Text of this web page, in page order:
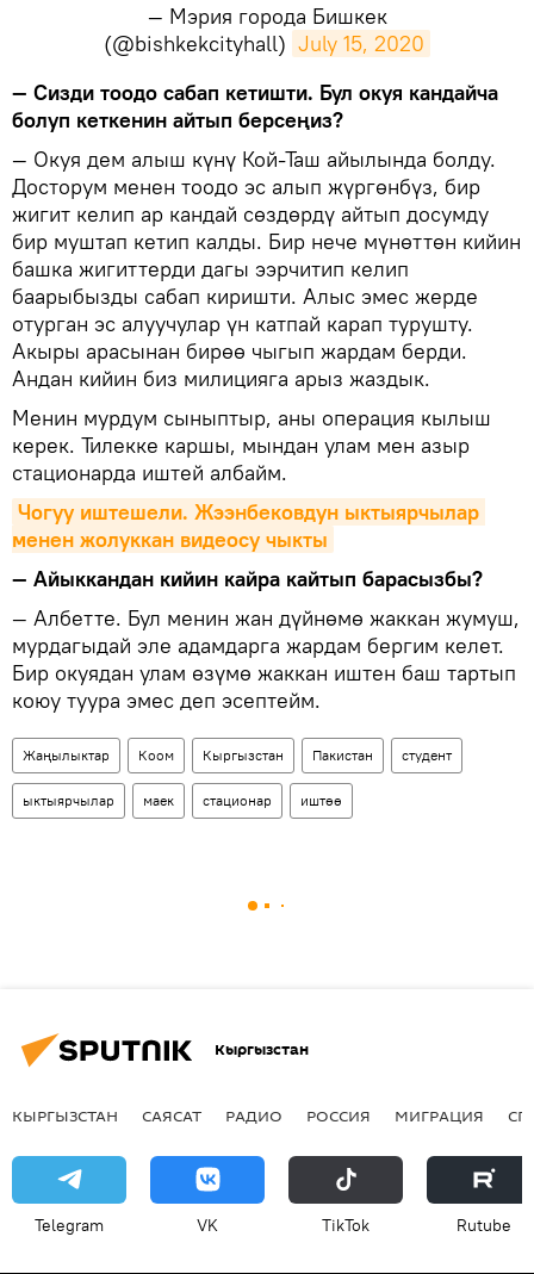
— Мэрия города Бишкек
(@bishkekcityhall) July 15, 2020
— Сизди тоодо сабап кетишти. Бул окуя кандайча
болуп кеткенин айтып берсеңиз?
— Окуя дем алыш күнү Кой-Таш айылында болду.
Досторум менен тоодо эс алып жүргөнбүз, бир
жигит келип ар кандай сөздөрдү айтып досумду
бир муштап кетип калды. Бир нече мүнөттөн кийин
башка жигиттерди дагы ээрчитип келип
баарыбызды сабап киришти. Алыс эмес жерде
отурган эс алуучулар үн катпай карап турушту.
Акыры арасынан бирөө чыгып жардам берди.
Андан кийин биз милицияга арыз жаздык.
Менин мурдум сыныптыр, аны операция кылыш
керек. Тилекке каршы, мындан улам мен азыр
стационарда иштей албайм.
Чогуу иштешели. Жээнбековдун ыктыярчылар
менен жолуккан видеосу чыкты
— Айыккандан кийин кайра кайтып барасызбы?
— Албетте. Бул менин жан дүйнөмө жаккан жумуш,
мурдагыдай эле адамдарга жардам бергим келет.
Бир окуядан улам өзүмө жаккан иштен баш тартып
коюу туура эмес деп эсептейм.
Жаңылыктар Коом Кыргызстан Пакистан студент
ыктыярчылар маек стационар иштөө
Кыргызстан
КЫРГЫЗСТАН САЯСАТ РАДИО РОССИЯ МИГРАЦИЯ
Telegram VK ТikТоk Rutube